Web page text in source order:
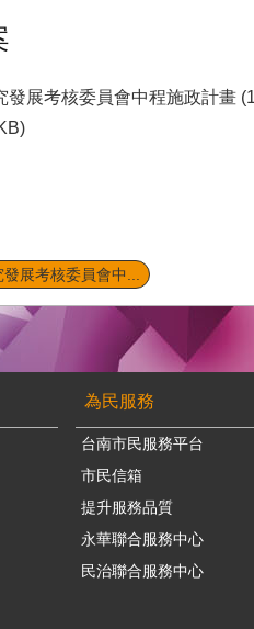
發展考核委員會中程施政計畫
展考核委員會中...
為民服務
台南市民服務平台
市民信箱
提升服務品質
永華聯合服務中心
民治聯合服務中心